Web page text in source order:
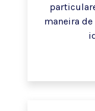
maneira